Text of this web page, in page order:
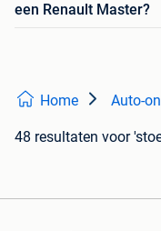
een Renault Master?
Home Auto-
48 resultaten voor